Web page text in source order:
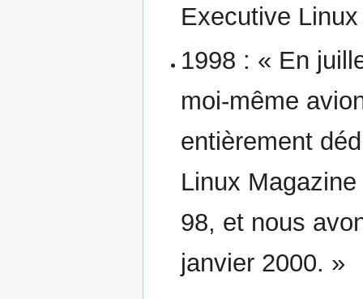
Executive
1998 : « En
moi-même
entièrement
Linux
98, et nous
janvier 2000. »